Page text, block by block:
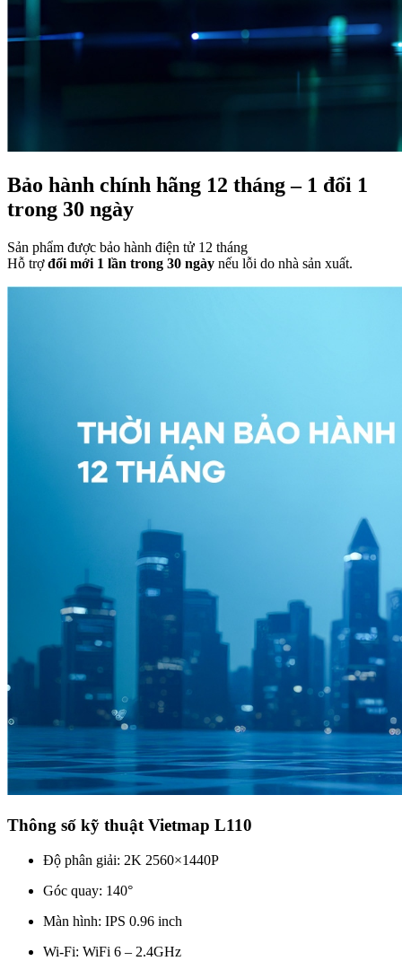
Bảo hành chính hãng 12 tháng – 1 đổi 1
trong 30 ngày
Sản phẩm được bảo hành điện tử 12 tháng
Hỗ trợđổi mới 1 lần trong 30 ngày nếu lỗi do nhà sản xuất.
Thông số kỹ thuật Vietmap L110
Độ phân giải: 2K 2560×1440P
Góc quay: 140°
Màn hình: IPS 0.96 inch
Wi-Fi: WiFi 6 – 2.4GHz